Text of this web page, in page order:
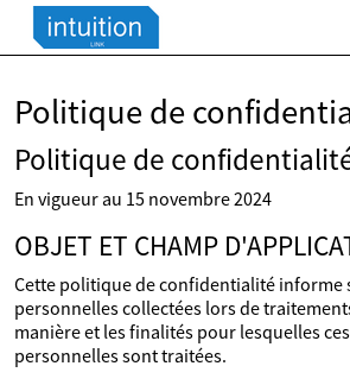
Politique de
Politique de
En vigueur au 15 novembre 2024
OBJET ET CHAMP
Cette politique de confidentialité informe
personnelles collectées lors de
manière et les finalités pour lesquelles
personnelles sont traitées.